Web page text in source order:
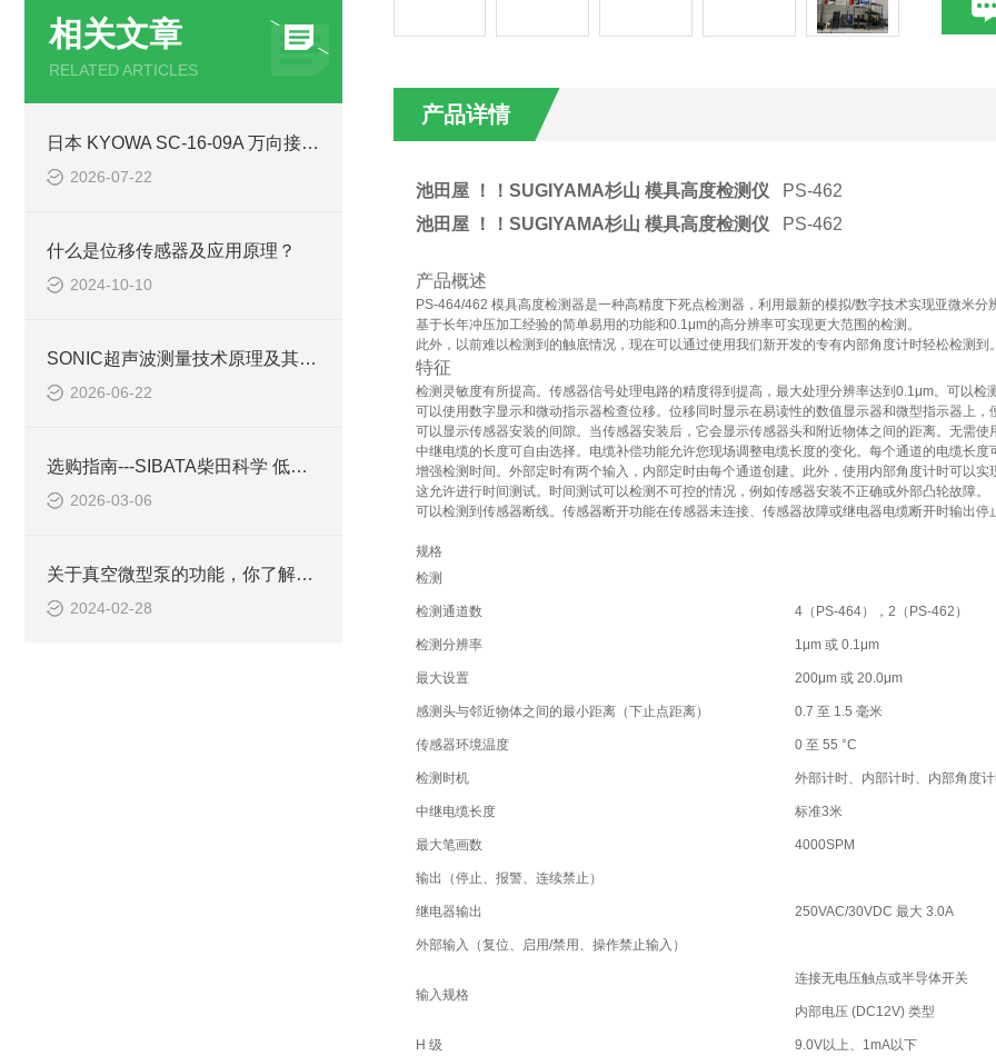
相关文章
RELATED ARTICLES
日本 KYOWA SC-16-09A 万向接头 S 系列高精度单节万向联轴器 简介
2026-07-22
什么是位移传感器及应用原理？
2024-10-10
SONIC超声波测量技术原理及其在工业仪器中的应用
2026-06-22
选购指南---SIBATA柴田科学 低温循环箱 C-332
2026-03-06
关于真空微型泵的功能，你了解多少呢？
2024-02-28
产品详情
池田屋 ！！SUGIYAMA杉山 模具高度检测仪 PS-462
池田屋 ！！SUGIYAMA杉山 模具高度检测仪 PS-462
产品概述
PS-464/462 模具高度检测器是一种高精度下死点检测器，利用最新的模拟/数字技术实现亚微米分
基于长年冲压加工经验的简单易用的功能和0.1μm的高分辨率可实现更大范围的检测。
此外，以前难以检测到的触底情况，现在可以通过使用我们新开发的专有内部角度计时轻松检测到
特征
检测灵敏度有所提高。传感器信号处理电路的精度得到提高，最大处理分辨率达到0.1μm。可以检
可以使用数字显示和微动指示器检查位移。位移同时显示在易读性的数值显示器和微型指示器上
可以显示传感器安装的间隙。当传感器安装后，它会显示传感器头和附近物体之间的距离。无需使
中继电缆的长度可自由选择。电缆补偿功能允许您现场调整电缆长度的变化。每个通道的电缆长度
增强检测时间。外部定时有两个输入，内部定时由每个通道创建。此外，使用内部角度计时可以
这允许进行时间测试。时间测试可以检测不可控的情况，例如传感器安装不正确或外部凸轮故障。
可以检测到传感器断线。传感器断开功能在传感器未连接、传感器故障或继电器电缆断开时输出停
规格
检测
检测通道数 4（PS-464），2（PS-462）
检测分辨率 1μm 或 0.1μm
最大设置 200μm 或 20.0μm
感测头与邻近物体之间的最小距离（下止点距离） 0.7 至 1.5 毫米
传感器环境温度 0 至 55 °C
检测时机 外部计时、内部计时、内部角度
中继电缆长度 标准3米
最大笔画数 4000SPM
输出（停止、报警、连续禁止）
继电器输出 250VAC/30VDC 最大 3.0A
外部输入（复位、启用/禁用、操作禁止输入）
输入规格
连接无电压触点或半导体开关
内部电压 (DC12V) 类型
H 级 9.0V以上、1mA以下